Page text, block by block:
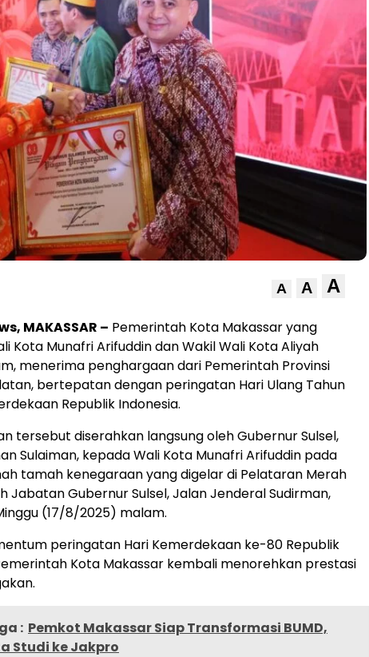
A A A
MAKASSAR – Pemerintah Kota Makassar yang
Kota Munafri Arifuddin dan Wakil Wali Kota Aliyah
menerima penghargaan dari Pemerintah Provinsi
bertepatan dengan peringatan Hari Ulang Tahun
Republik Indonesia.
tersebut diserahkan langsung oleh Gubernur Sulsel,
Sulaiman, kepada Wali Kota Munafri Arifuddin pada
tamah kenegaraan yang digelar di Pelataran Merah
Jabatan Gubernur Sulsel, Jalan Jenderal Sudirman,
(17/8/2025) malam.
peringatan Hari Kemerdekaan ke-80 Republik
Kota Makassar kembali menorehkan prestasi
: Pemkot Makassar Siap Transformasi BUMD,
Studi ke Jakpro